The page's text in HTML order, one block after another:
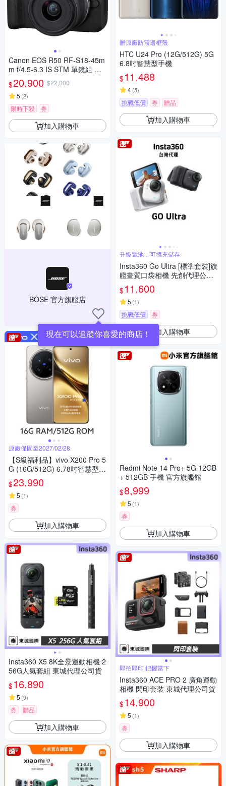
Canon EOS R50 RF-S18-45m
m f/4.5-6.3 IS STM 單鏡組 公
司貨
$20,900 $22,000
5 (2)
限時下殺 券
加入購物車
BOSE 官方旗艦店
現在可以追蹤你喜愛的商店！
原廠保固至2027/02/28
【S級福利品】vivo X200 Pro 5
G (16G/512G) 6.78吋智慧型手
機
$23,990
5 (1)
券
加入購物車
Insta360 X5 8K全景運動相機 2
56G人氣套組 東城代理公司貨
$16,890
5 (9)
券 贈品
加入購物車
贈原廠防震邊框殼
HTC U24 Pro (12G/512G) 5G
6.8吋智慧型手機
$11,488
4(5)
挑戰低價 券 贈品
加入購物車
升級電池，可擴充儲存
Insta360 Go Ultra [標準套裝]旗
艦畫質口袋相機 先創代理公司
貨
$11,600
5 (1)
挑戰低價 券
加入購物車
Redmi Note 14 Pro+ 5G 12GB
+ 512GB 手機 官方旗艦館
$8,999
5 (1)
券
加入購物車
即拍即印 把握當下
Insta360 ACE PRO 2 廣角運動
相機 閃印套裝 東城代理公司貨
$14,900
5 (1)
券
加入購物車